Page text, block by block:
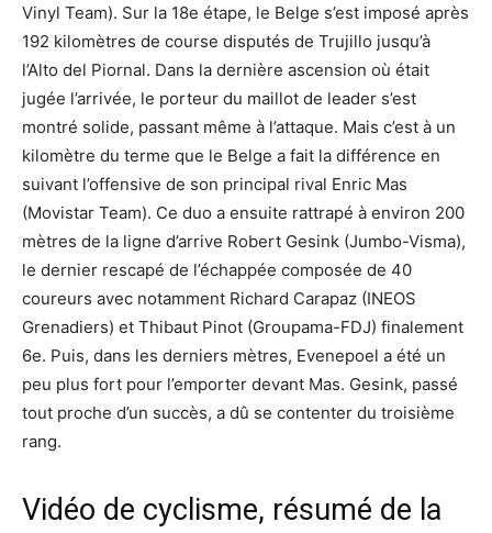
Vinyl Team). Sur la 18e étape, le Belge s’est imposé après
192 kilomètres de course disputés de Trujillo jusqu’à
l’Alto del Piornal. Dans la dernière ascension où était
jugée l’arrivée, le porteur du maillot de leader s’est
montré solide, passant même à l’attaque. Mais c’est à un
kilomètre du terme que le Belge a fait la différence en
suivant l’offensive de son principal rival Enric Mas
(Movistar Team). Ce duo a ensuite rattrapé à environ 200
mètres de la ligne d’arrive Robert Gesink (Jumbo-Visma),
le dernier rescapé de l’échappée composée de 40
coureurs avec notamment Richard Carapaz (INEOS
Grenadiers) et Thibaut Pinot (Groupama-FDJ) finalement
6e. Puis, dans les derniers mètres, Evenepoel a été un
peu plus fort pour l’emporter devant Mas. Gesink, passé
tout proche d’un succès, a dû se contenter du troisième
rang.
Vidéo de cyclisme, résumé de la